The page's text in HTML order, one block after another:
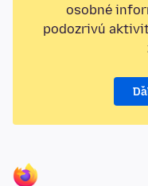
osobné
podozrivú